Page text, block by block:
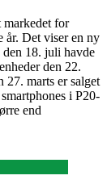
markedet for
år. Det viser en ny
18. juli havde
den 22.
27. marts er salget
i P20-
end